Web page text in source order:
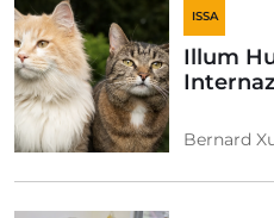
ISSA
Illum
Bernard